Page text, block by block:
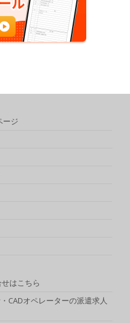
ージ
はこちら
CADオペレーターの派遣求人